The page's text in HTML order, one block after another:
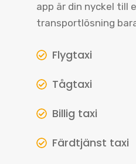
app är din nyckel till
transportlösning
Flygtaxi
Tågtaxi
Billig taxi
Färdtjänst taxi